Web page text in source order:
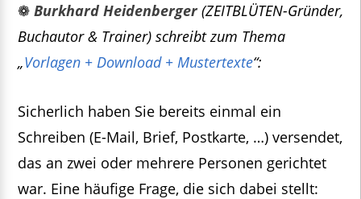
❁ Burkhard Heidenberger(ZEITBLÜTEN-Gründer,
Buchautor & Trainer) schreibt zum Thema
„Vorlagen + Download + Mustertexte“:
Sicherlich haben Sie bereits einmal ein
Schreiben (E-Mail, Brief, Postkarte, …) versendet,
das an zwei oder mehrere Personen gerichtet
war. Eine häufige Frage, die sich dabei stellt: